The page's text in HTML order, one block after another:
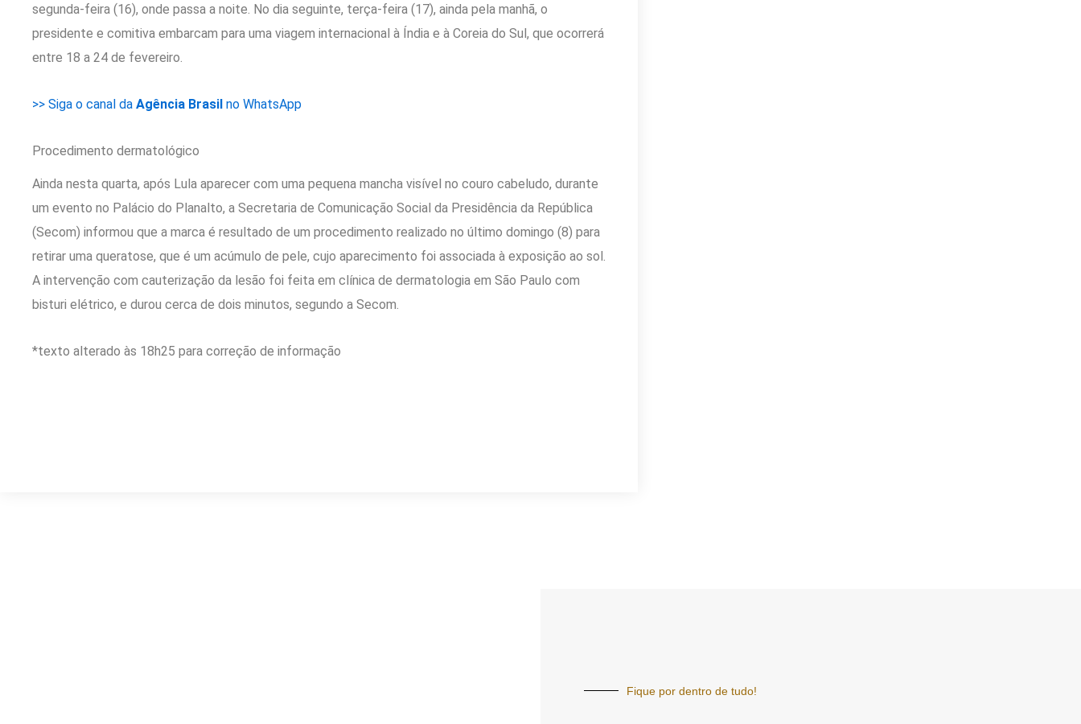
segunda-feira (16), onde passa a noite. No dia seguinte, terça-feira (17), ainda pela manhã, o
presidente e comitiva embarcam para uma viagem internacional à Índia e à Coreia do Sul, que ocorrerá
entre 18 a 24 de fevereiro.
>> Siga o canal da Agência Brasil no WhatsApp
Procedimento dermatológico
Ainda nesta quarta, após Lula aparecer com uma pequena mancha visível no couro cabeludo, durante
um evento no Palácio do Planalto, a Secretaria de Comunicação Social da Presidência da República
(Secom) informou que a marca é resultado de um procedimento realizado no último domingo (8) para
retirar uma queratose, que é um acúmulo de pele, cujo aparecimento foi associada à exposição ao sol.
A intervenção com cauterização da lesão foi feita em clínica de dermatologia em São Paulo com
bisturi elétrico, e durou cerca de dois minutos, segundo a Secom.
*texto alterado às 18h25 para correção de informação
Fique por dentro de tudo!